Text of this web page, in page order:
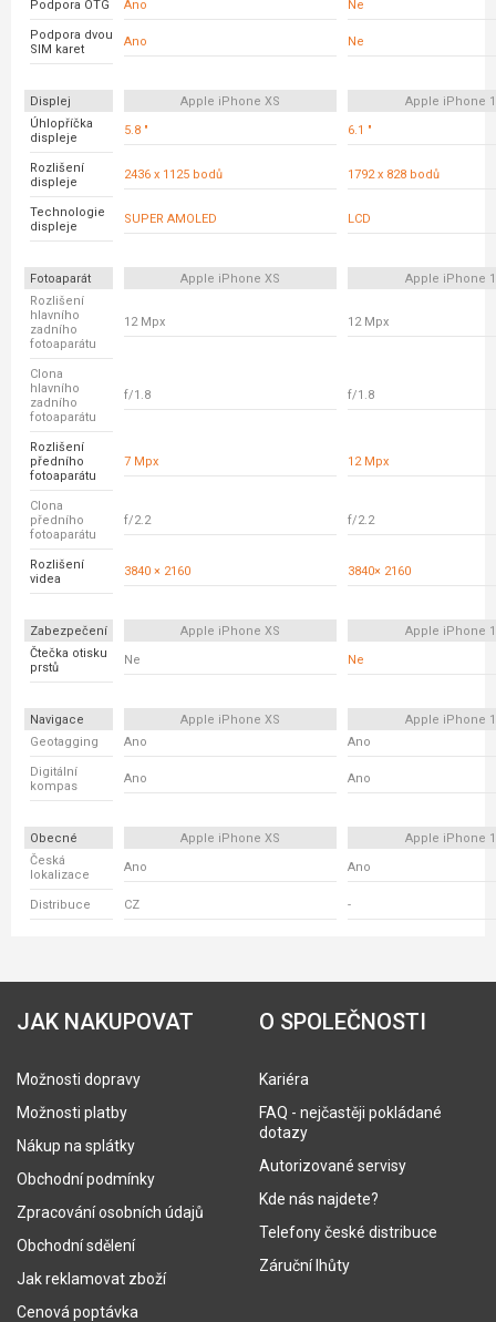
Podpora OTG Ano Ne
Podpora dvou
SIM karet
Ano Ne
Displej Apple iPhone XS
Apple iPhone
Úhlopříčka
displeje
5.8 " 6.1 "
Rozlišení
displeje
2436 x 1125 bodů 1792 x 828 bodů
Technologie
displeje
SUPER AMOLED LCD
Fotoaparát Apple iPhone XS
Apple iPhone
Rozlišení
hlavního
zadního
fotoaparátu
12 Mpx 12 Mpx
Clona
hlavního
zadního
fotoaparátu
f/1.8 f/1.8
Rozlišení
předního
fotoaparátu
7 Mpx 12 Mpx
Clona
předního
fotoaparátu
f/2.2 f/2.2
Rozlišení
videa
3840 × 2160 3840× 2160
Zabezpečení Apple iPhone XS
Apple iPhone
Čtečka otisku
prstů
Ne Ne
Navigace Apple iPhone XS
Apple iPhone
Geotagging
Ano Ano
Digitální
kompas
Ano Ano
Obecné Apple iPhone XS
Apple iPhone
Česká
lokalizace
Ano Ano
Distribuce CZ -
JAK NAKUPOVAT
Možnosti dopravy
Možnosti platby
Nákup na splátky
Obchodní podmínky
Zpracování osobních údajů
Obchodní sdělení
Jak reklamovat zboží
Cenová poptávka
O SPOLEČNOSTI
Kariéra
FAQ - nejčastěji pokládané
dotazy
Autorizované servisy
Kde nás najdete?
Telefony české distribuce
Záruční lhůty